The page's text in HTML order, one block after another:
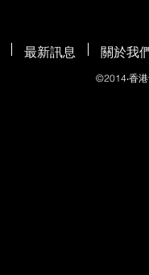
最新訊息 關於我
©2014‧香